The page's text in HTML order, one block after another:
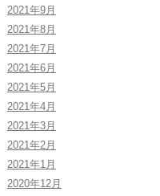
2021年9月
2021年8月
2021年7月
2021年6月
2021年5月
2021年4月
2021年3月
2021年2月
2021年1月
2020年12月